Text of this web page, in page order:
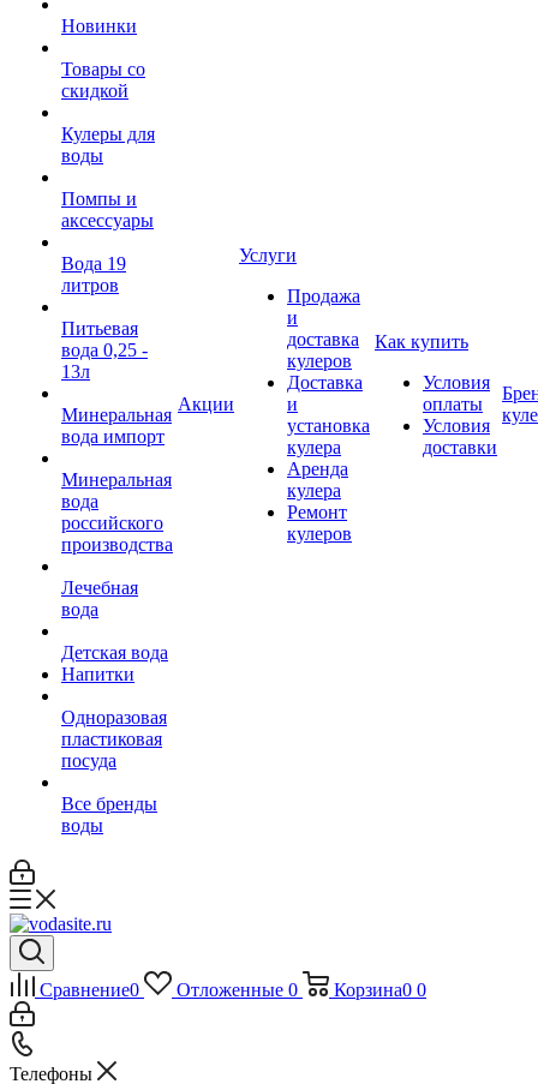
Новинки
Товары со
скидкой
Кулеры для
воды
Помпы и
аксессуары
Вода 19
литров
Питьевая
вода 0,25 -
13л
Минеральная
вода импорт
Минеральная
вода
российского
производства
Лечебная
вода
Детская вода
Напитки
Одноразовая
пластиковая
посуда
Все бренды
воды
Акции
Услуги
Продажа
и
доставка
кулеров
Доставка
и
установка
кулера
Аренда
кулера
Ремонт
кулеров
Как купить
Условия
оплаты
Условия
доставки
Сравнение0 Отложенные 0 Корзина0 0
Телефоны